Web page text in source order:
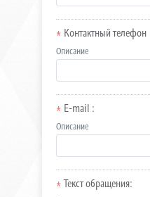
Контактный телефон
Описание
E-mail :
Описание
Текст обращения: